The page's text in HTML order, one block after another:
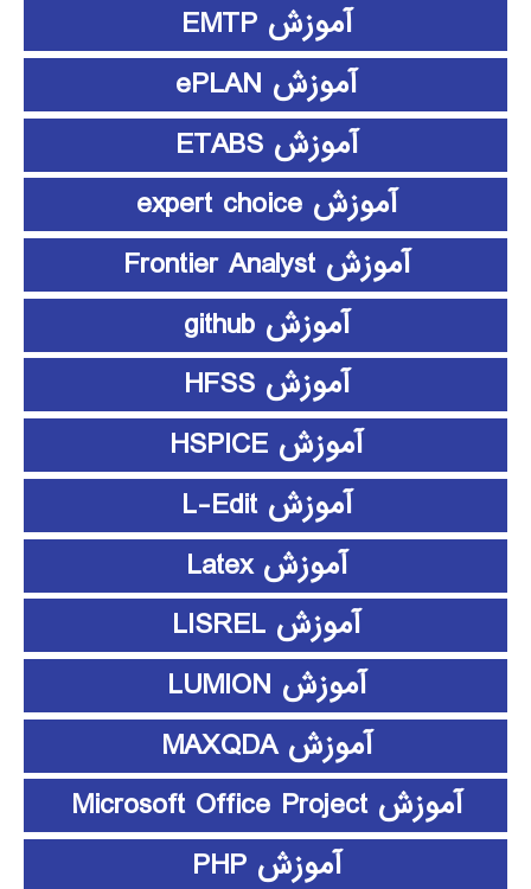
آموزش EMTP
آموزش ePLAN
آموزش ETABS
آموزش expert choice
آموزش Frontier Analyst
آموزش github
آموزش HFSS
آموزش HSPICE
آموزش L-Edit
آموزش Latex
آموزش LISREL
آموزش LUMION
آموزش MAXQDA
آموزش Microsoft Office Project
آموزش PHP